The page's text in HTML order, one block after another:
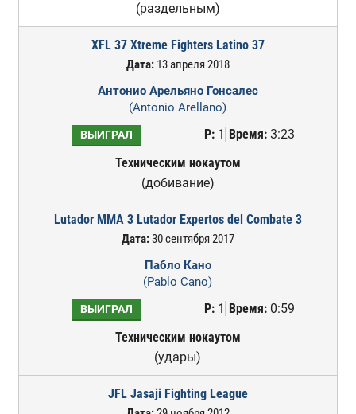
(раздельным)
XFL 37 Xtreme Fighters Latino 37
Дата:13 апреля 2018
Антонио Арельяно Гонсалес
(Antonio Arellano)
ВЫИГРАЛ Р:1 Время:3:23
Техническим нокаутом
(добивание)
Lutador MMA 3 Lutador Expertos del Combate 3
Дата:30 сентября 2017
Пабло Кано
(Pablo Cano)
ВЫИГРАЛ Р:1 Время:0:59
Техническим нокаутом
(удары)
JFL Jasaji Fighting League